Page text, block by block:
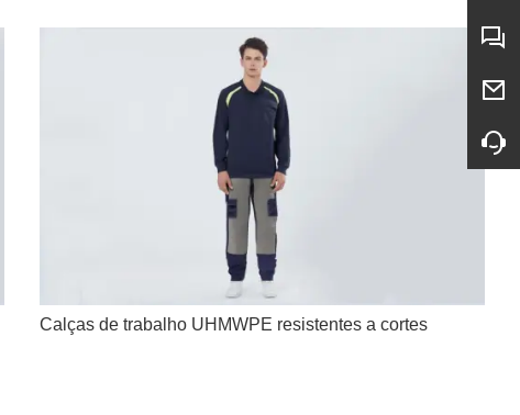
Calças de trabalho UHMWPE resistentes a cortes